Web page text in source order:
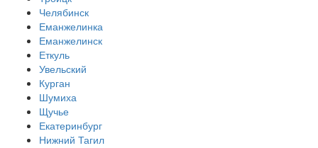
Челябинск
Еманжелинка
Еманжелинск
Еткуль
Увельский
Курган
Шумиха
Щучье
Екатеринбург
Нижний Тагил